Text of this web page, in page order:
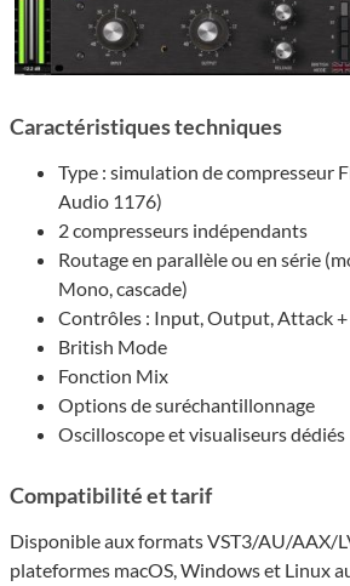
Caractéristiques techniques
Type : simulation de compresseur
Audio 1176)
2 compresseurs indépendants
Routage en parallèle ou en série
Mono, cascade)
Contrôles : Input, Output, Attack +
British Mode
Fonction Mix
Options de suréchantillonnage
Oscilloscope et visualiseurs dédiés
Compatibilité et tarif
Disponible aux formats VST3/AU/AAX/
plateformes macOS, Windows et Linux